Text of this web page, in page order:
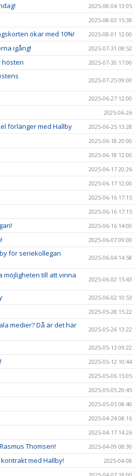
2025-08-04 13:05
2025-08-03 15:38
ökar med 10%! 2025-08-01 12:00
igång! 2025-07-31 08:52
hösten 2025-07-30 17:00
2025-07-25 09:00
2025-06-27 12:00
2025-06-26
förlänger med Hallby 2025-06-25 13:28
2025-06-18 20:00
2025-06-18 12:00
2025-06-17 20:26
2025-06-17 12:00
2025-06-16 17:15
2025-06-16 17:15
2025-06-16 14:00
2025-06-07 09:00
för seriekollegan
2025-06-04 14:58
möjligheten till att vinna
2025-06-02 15:43
2025-06-02 10:53
2025-05-28 15:22
medier? Då är det här
2025-05-26 13:22
2025-05-13 09:22
2025-05-12 10:44
2025-05-06 15:05
2025-05-05 20:45
2025-05-05 08:40
2025-04-24 08:16
2025-04-17 14:26
Thomsen! 2025-04-09 08:30
med Hallby! 2025-04-08